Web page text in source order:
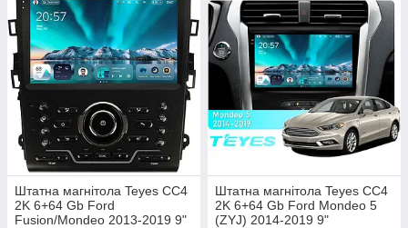
Штатна магнітола Teyes CC4
2K 6+64 Gb Ford
Fusion/Mondeo 2013-2019 9"
Штатна магнітола Teyes CC4
2K 6+64 Gb Ford Mondeo 5
(ZYJ) 2014-2019 9"